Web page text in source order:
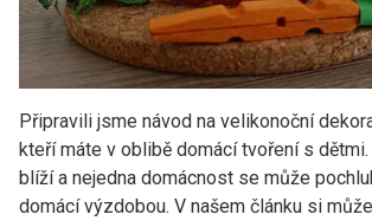
Připravili jsme návod na velikonoční
kteří máte v oblibě domácí tvoření s
blíží a nejedna domácnost se může
domácí výzdobou. V našem článku si